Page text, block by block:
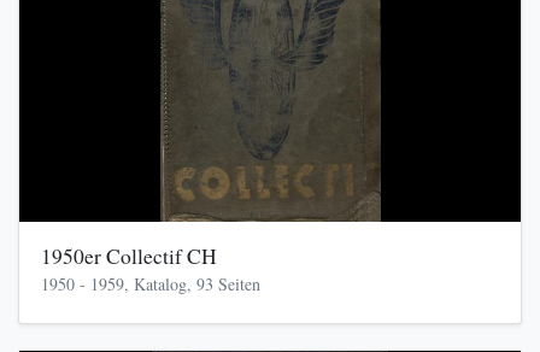
1950er Collectif CH
1950 - 1959, Katalog, 93 Seiten